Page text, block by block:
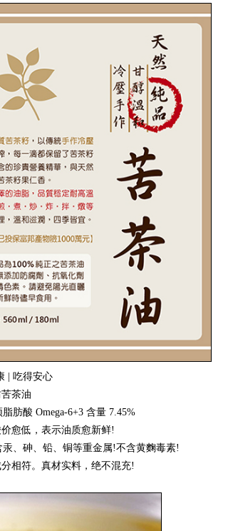
| 吃得安心
茶油
肪酸 Omega-6+3 含量 7.45%
愈低，表示油质愈新鲜!
、砷、铅、铜等重金属!不含黄麴毒素!
相符。真材实料，绝不混充!